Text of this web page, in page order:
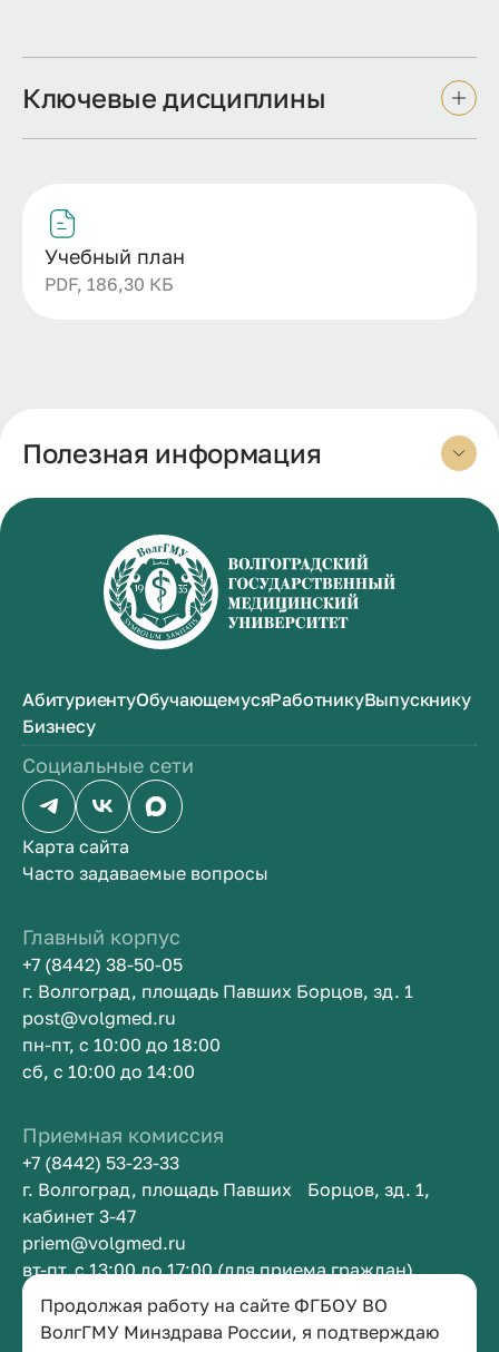
Продолжая работу на сайте ФГБОУ ВО
ВолгГМУ Минздрава России, я подтверждаю
Ключевые дисциплины
Учебный план
PDF, 186,30 КБ
Полезная информация
АбитуриентуОбучающемусяРаботникуВыпускнику
Бизнесу
Социальные сети
Карта сайта
Часто задаваемые вопросы
Главный корпус
+7 (8442) 38-50-05
г. Волгоград, площадь Павших Борцов, зд. 1
post@volgmed.ru
пн-пт, с 10:00 до 18:00
сб, с 10:00 до 14:00
Приемная комиссия
+7 (8442) 53-23-33
г. Волгоград, площадь Павших Борцов, зд. 1,
кабинет 3-47
priem@volgmed.ru
вт-пт, с 13:00 до 17:00 (для приема граждан)
Приемная ректора